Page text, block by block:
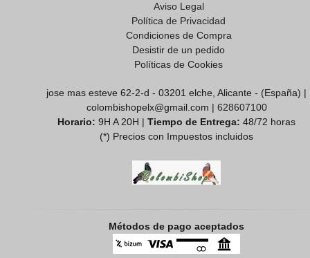
Aviso Legal
Política de Privacidad
Condiciones de Compra
Desistir de un pedido
Políticas de Cookies
jose mas esteve 62-2-d - 03201 elche, Alicante - (España) |
colombishopelx@gmail.com | 628607100
Horario: 9H A 20H | Tiempo de Entrega: 48/72 horas
(*) Precios con Impuestos incluidos
Métodos de pago aceptados